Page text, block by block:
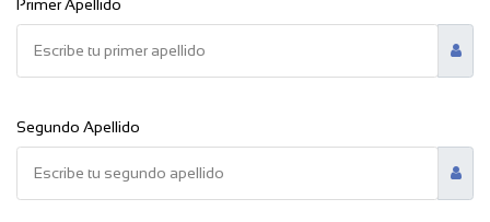
Primer Apellido
Segundo Apellido